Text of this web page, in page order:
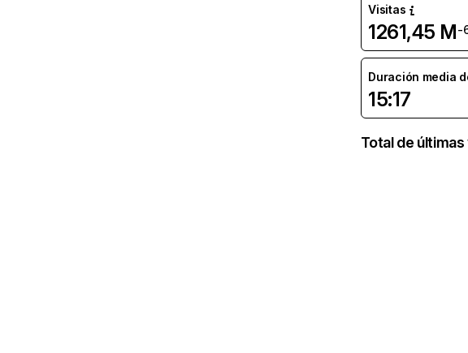
Visitas
1261,45 M-
Duración media
15:17
Total de